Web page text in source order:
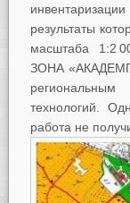
результаты
масштаба 1:2
ЗОНА
технологий.
работа не